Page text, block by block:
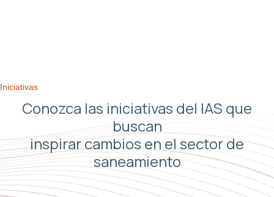
Iniciativas
Conozca las iniciativas del IAS que
buscan
inspirar cambios en el sector de
saneamiento